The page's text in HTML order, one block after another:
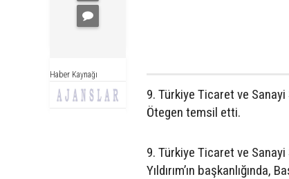
Haber Kaynağı
9. Türkiye Ticaret ve Sanayi
Ötegen temsil etti.
9. Türkiye Ticaret ve
Yıldırım’ın